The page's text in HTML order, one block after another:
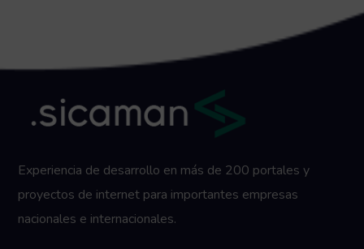
Experiencia de desarrollo en más de 200 portales y
proyectos de internet para importantes empresas
nacionales e internacionales.